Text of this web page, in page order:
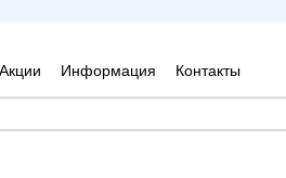
Акции Информация Контакты